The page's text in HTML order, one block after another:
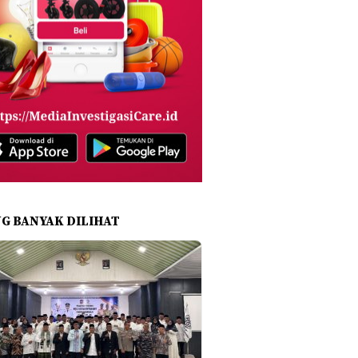
BANYAK DILIHAT